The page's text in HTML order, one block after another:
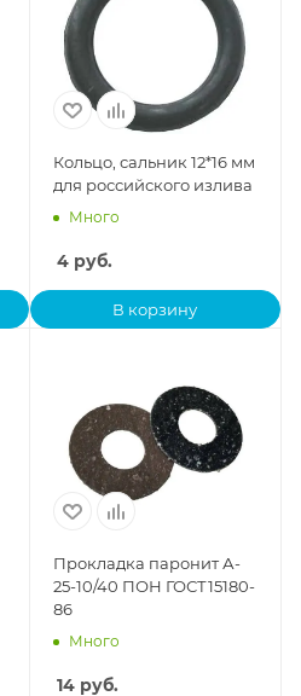
Кольцо, сальник 12*16 мм
для российского излива
Много
4руб.
В корзину
Прокладка паронит А-
25-10/40 ПОН ГОСТ15180-
86
Много
14руб.